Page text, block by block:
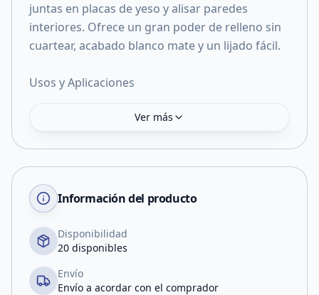
juntas en placas de yeso y alisar paredes
interiores. Ofrece un gran poder de relleno sin
cuartear, acabado blanco mate y un lijado fácil.
Usos y Aplicaciones
Ver más
Información del producto
Disponibilidad
20 disponibles
Envío
Envío a acordar con el comprador